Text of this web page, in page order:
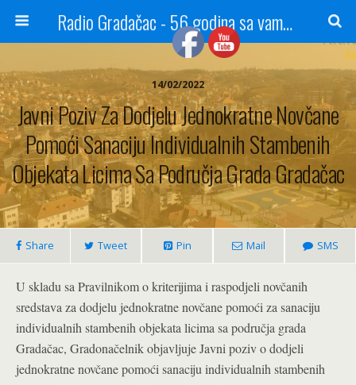
Radio Gradačac - 56 godina sa vama...
14/02/2022
Javni Poziv Za Dodjelu Jednokratne Novčane
Pomoći Sanaciju Individualnih Stambenih
Objekata Licima Sa Područja Grada Gradačac
Share Tweet Pin Mail SMS
U skladu sa Pravilnikom o kriterijima i raspodjeli novčanih
sredstava za dodjelu jednokratne novčane pomoći za sanaciju
individualnih stambenih objekata licima sa područja grada
Gradačac, Gradonačelnik objavljuje Javni poziv o dodjeli
jednokratne novčane pomoći sanaciju individualnih stambenih